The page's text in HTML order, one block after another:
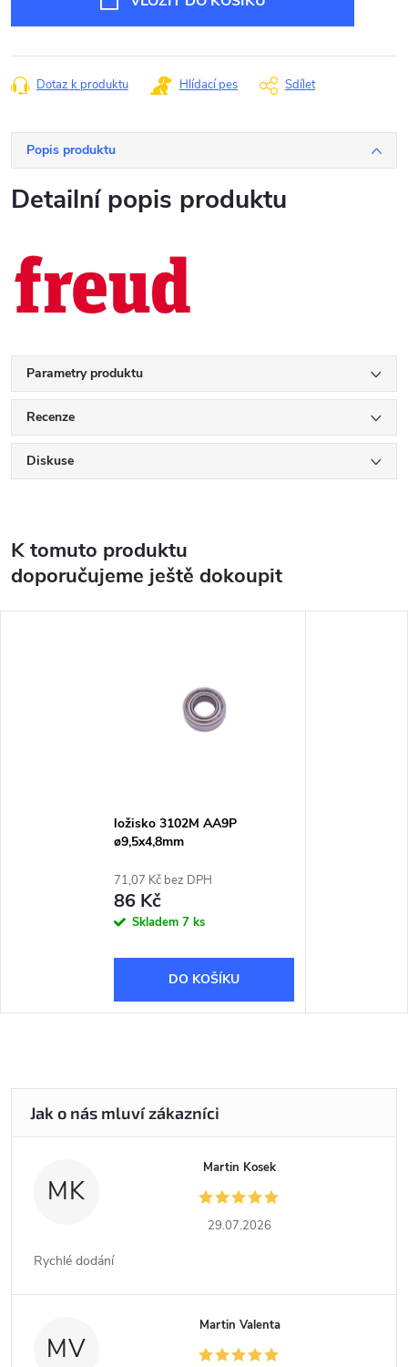
Dotaz k produktu Hlídací pes Sdílet
Popis produktu
Detailní popis produktu
Parametry produktu
Recenze
Diskuse
K tomuto produktu
doporučujeme ještě dokoupit
ložisko 3102M AA9P
ø9,5x4,8mm
71,07 Kč bez DPH
86 Kč
Skladem 7 ks
DO KOŠÍKU
MK
Martin Kosek
29.07.2026
Rychlé dodání
MV
Martin Valenta